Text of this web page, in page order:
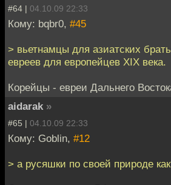
#64 | 04.10.09 22:33
Кому: bqbr0, #45
> вьетнамцы для азиатских
евреев для европейцев XIX века.
Корейцы - евреи Дальнего
aidarak »
#65 | 04.10.09 22:33
Кому: Goblin, #12
> а русяшки по своей природе